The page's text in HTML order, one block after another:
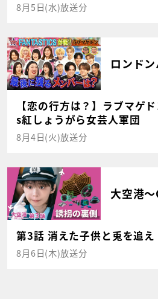
8月5日(水)放送分
ロンド
【恋の行方は？】ラブマゲ
s紅しょうがら女芸人軍団
8月4日(火)放送分
大空港
第3話 消えた子供と兎を追え
8月6日(木)放送分